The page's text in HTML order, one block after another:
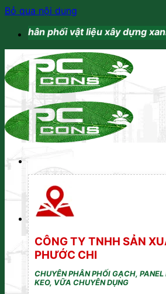
Bỏ qua nội dung
liệu xây dựng xanh: Bê tông khí
CÔNG TY TNHH SẢN
PHƯỚC CHI
CHUYÊN PHÂN PHỐI GẠCH,
KEO, VỮA CHUYÊN DỤNG